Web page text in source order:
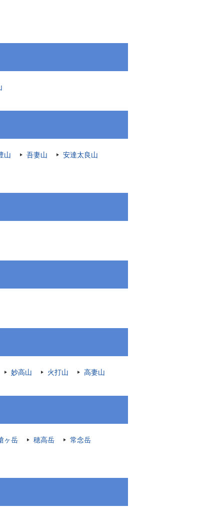
山 吾妻山
安達太良山
妙高山 火打山 高妻山
ヶ岳 穂高岳
常念岳